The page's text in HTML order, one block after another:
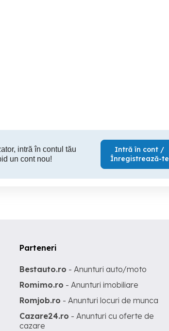
intră în contul tău
un cont nou!
Intră în cont /
Înregistrează-te
Parteneri
Bestauto.ro - Anunturi auto/moto
Romimo.ro - Anunturi imobiliare
Romjob.ro - Anunturi locuri de munca
Cazare24.ro - Anunturi cu oferte de
cazare